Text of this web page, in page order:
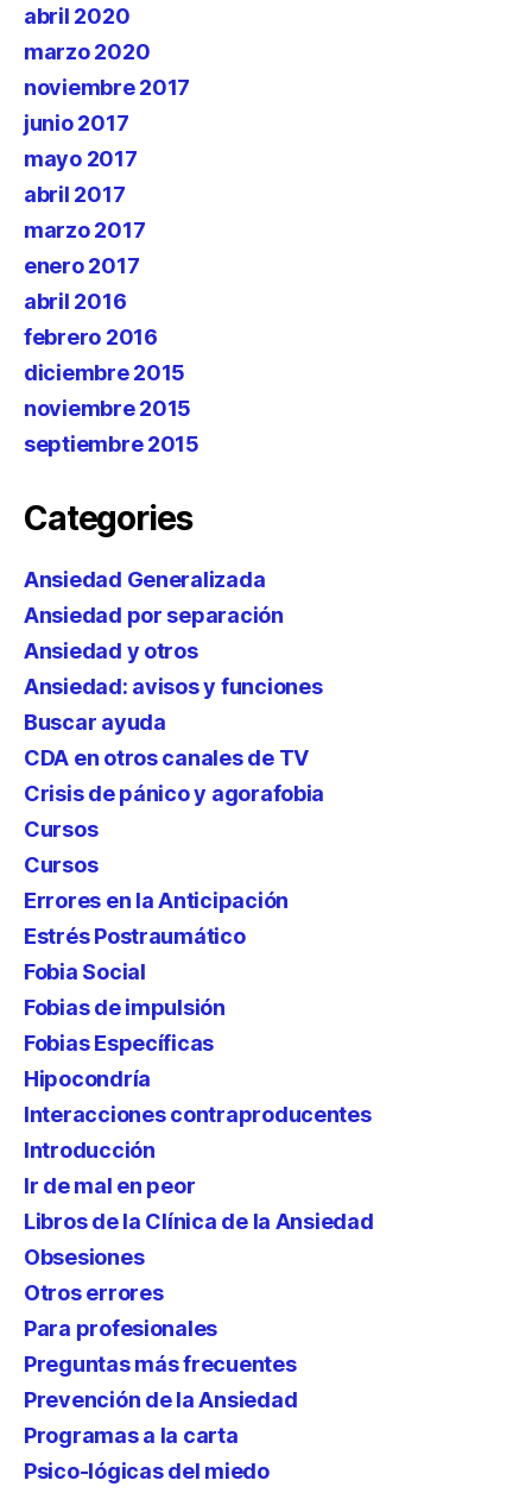
abril 2020
marzo 2020
noviembre 2017
junio 2017
mayo 2017
abril 2017
marzo 2017
enero 2017
abril 2016
febrero 2016
diciembre 2015
noviembre 2015
septiembre 2015
Categories
Ansiedad Generalizada
Ansiedad por separación
Ansiedad y otros
Ansiedad: avisos y funciones
Buscar ayuda
CDA en otros canales de TV
Crisis de pánico y agorafobia
Cursos
Cursos
Errores en la Anticipación
Estrés Postraumático
Fobia Social
Fobias de impulsión
Fobias Específicas
Hipocondría
Interacciones contraproducentes
Introducción
Ir de mal en peor
Libros de la Clínica de la Ansiedad
Obsesiones
Otros errores
Para profesionales
Preguntas más frecuentes
Prevención de la Ansiedad
Programas a la carta
Psico-lógicas del miedo